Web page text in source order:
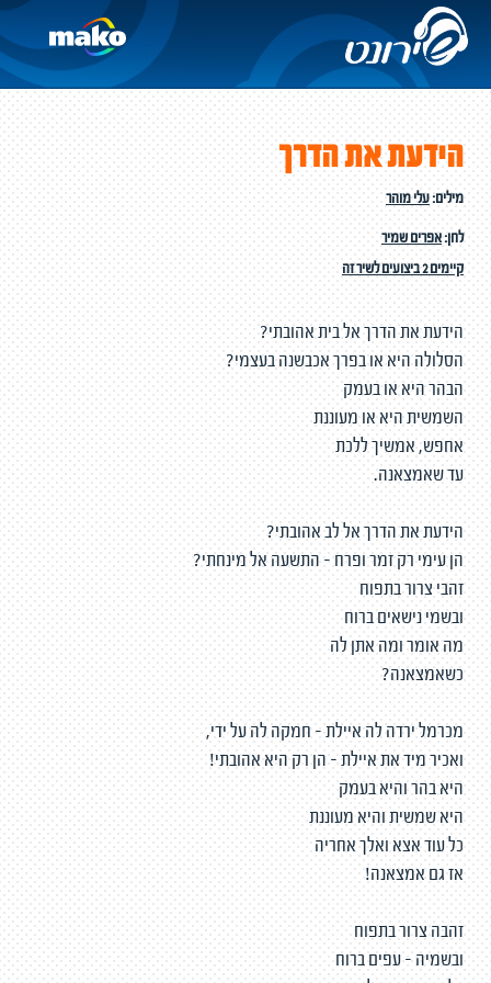
הידעת את הדרך
מילים:עלי מוהר
לחן:אפרים שמיר
קיימים 2 ביצועים לשיר זה
הידעת את הדרך אל בית אהובתי?
הסלולה היא או בפרך אכבשנה בעצמי?
הבהר היא או בעמק
השמשית היא או מעוננת
אחפש, אמשיך ללכת
עד שאמצאנה.
הידעת את הדרך אל לב אהובתי?
הן עימי רק זמר ופרח - התשעה אל מינחתי?
זהבי צרור בתפוח
ובשמי נישאים ברוח
מה אומר ומה אתן לה
כשאמצאנה?
מכרמל ירדה לה איילת - חמקה לה על ידי,
ואכיר מיד את איילת - הן רק היא אהובתי!
היא בהר והיא בעמק
היא שמשית והיא מעוננת
כל עוד אצא ואלך אחריה
אז גם אמצאנה!
זהבה צרור בתפוח
ובשמיה - עפים ברוח